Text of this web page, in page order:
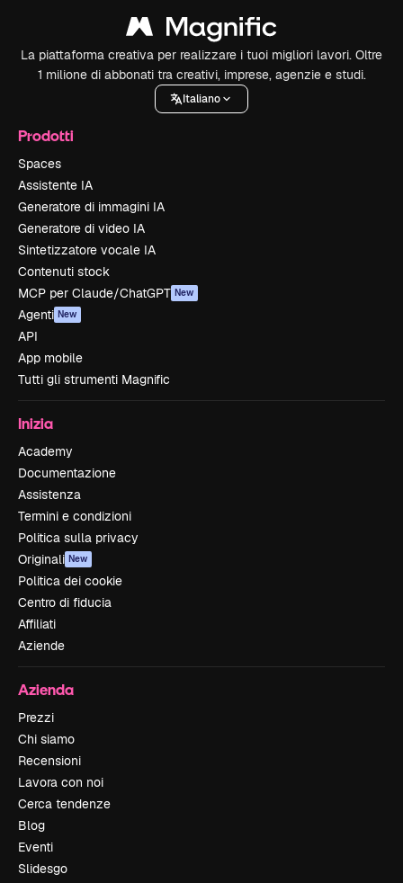
La piattaforma creativa per realizzare i tuoi migliori lavori. Oltre
1 milione di abbonati tra creativi, imprese, agenzie e studi.
Italiano
Prodotti
Spaces
Assistente IA
Generatore di immagini IA
Generatore di video IA
Sintetizzatore vocale IA
Contenuti stock
MCP per Claude/ChatGPT New
Agenti New
API
App mobile
Tutti gli strumenti Magnific
Inizia
Academy
Documentazione
Assistenza
Termini e condizioni
Politica sulla privacy
Originali New
Politica dei cookie
Centro di fiducia
Affiliati
Aziende
Azienda
Prezzi
Chi siamo
Recensioni
Lavora con noi
Cerca tendenze
Blog
Eventi
Slidesgo